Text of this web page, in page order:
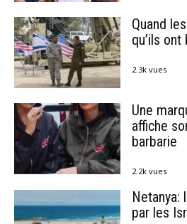
Quand
qu’ils ont
2.3k vues
Une
affiche
barbarie
2.2k vues
Netanya:
par les